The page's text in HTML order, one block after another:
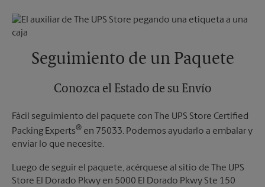
Viernes
5:30 PM
Lunes
5:30 PM
Seguimiento de un Paquete
Conozca el Estado de su Envío
Fácil seguimiento del paquete con The UPS Store Certified
Packing Experts® en 75033. Podemos ayudarlo a embalar y
enviar lo que necesite.
Luego de seguir el paquete, acérquese al sitio de The UPS
Store El Dorado Pkwy en 5000 El Dorado Pkwy Ste 150